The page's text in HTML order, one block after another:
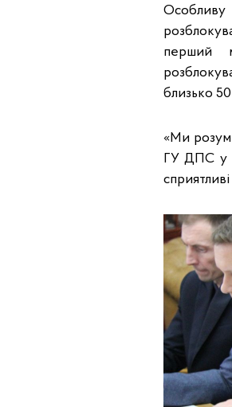
Особливу
перший
близько
«Ми
ГУ ДПС у